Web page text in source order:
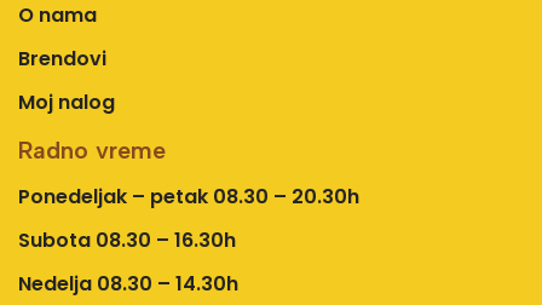
O nama
Brendovi
Moj nalog
Radno vreme
Ponedeljak – petak 08.30 – 20.30h
Subota 08.30 – 16.30h
Nedelja 08.30 – 14.30h